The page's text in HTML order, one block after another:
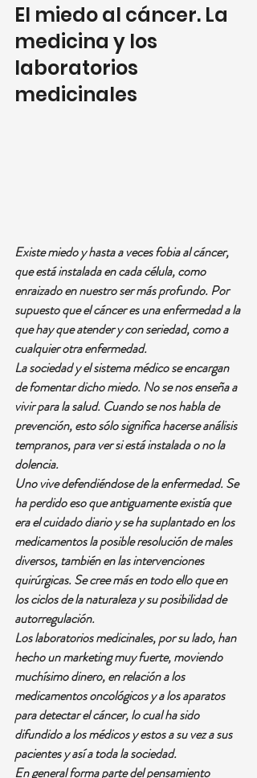
El miedo al cáncer. La
medicina y los
laboratorios
medicinales
Existe miedo y hasta a veces fobia al cáncer,
que está instalada en cada célula, como
enraizado en nuestro ser más profundo. Por
supuesto que el cáncer es una enfermedad a la
que hay que atender y con seriedad, como a
cualquier otra enfermedad.
La sociedad y el sistema médico se encargan
de fomentar dicho miedo. No se nos enseña a
vivir para la salud. Cuando se nos habla de
prevención, esto sólo significa hacerse análisis
tempranos, para ver si está instalada o no la
dolencia.
Uno vive defendiéndose de la enfermedad. Se
ha perdido eso que antiguamente existía que
era el cuidado diario y se ha suplantado en los
medicamentos la posible resolución de males
diversos, también en las intervenciones
quirúrgicas. Se cree más en todo ello que en
los ciclos de la naturaleza y su posibilidad de
autorregulación.
Los laboratorios medicinales, por su lado, han
hecho un marketing muy fuerte, moviendo
muchísimo dinero, en relación a los
medicamentos oncológicos y a los aparatos
para detectar el cáncer, lo cual ha sido
difundido a los médicos y estos a su vez a sus
pacientes y así a toda la sociedad.
En general forma parte del pensamiento